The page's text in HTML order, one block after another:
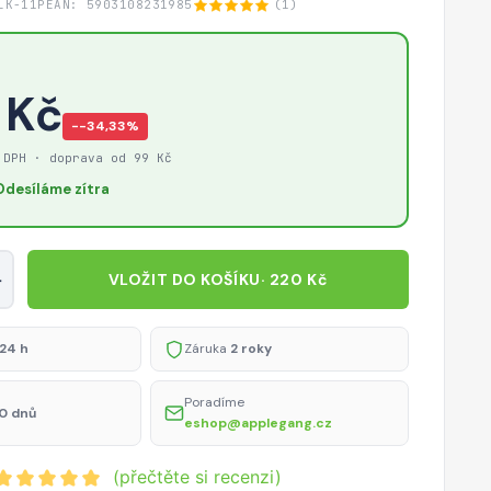
11P EAN: 5903108231985 (1)
−-34,33%
· doprava od 99 Kč
zítra
VLOŽIT DO KOŠÍKU· 220 Kč
h Záruka 2 roky
dnů
Poradíme
eshop@applegang.cz
(přečtěte si recenzi)